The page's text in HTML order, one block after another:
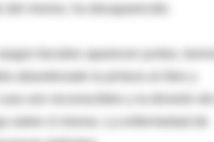
mismo, ha desaparecido.
faciales aparecen juntos,
son reconocibles y la división
sobre sí misma. La enfermedad de